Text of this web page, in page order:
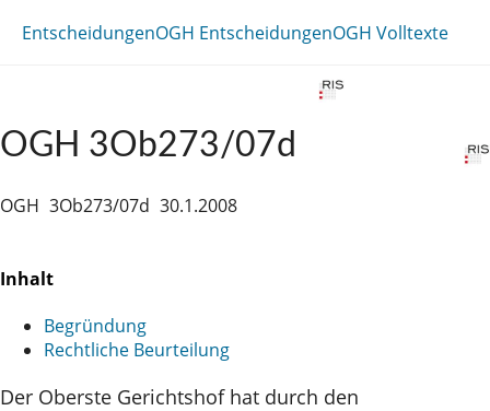
EntscheidungenOGH EntscheidungenOGH Volltexte
OGH 3Ob273/07d
OGH 3Ob273/07d 30.1.2008
Inhalt
Begründung
Rechtliche Beurteilung
Der Oberste Gerichtshof hat durch den